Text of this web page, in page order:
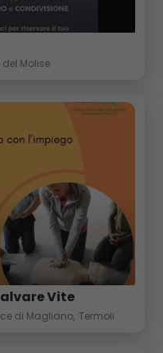
del Molise
Vite
di Magliano Termoli